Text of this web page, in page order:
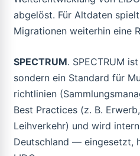
abgelöst. Für Altdaten
Migrationen weiterhin eine
SPECTRUM. SPECTRUM
sondern ein Standard für
richtlinien
Best Practices (z. B.
Leihverkehr) und wird
Deutschland — eingesetzt,